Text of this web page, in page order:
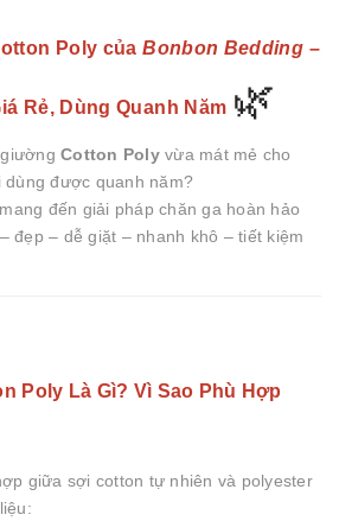
Poly củaBonbon Bedding –
Rẻ, Dùng Quanh Năm 🌿
Cotton Poly vừa mát mẻ cho
được quanh năm?
mang đến giải pháp chăn ga hoàn hảo
đẹp – dễ giặt – nhanh khô – tiết kiệm
Poly Là Gì? Vì Sao Phù Hợp
giữa sợi cotton tự nhiên và polyester